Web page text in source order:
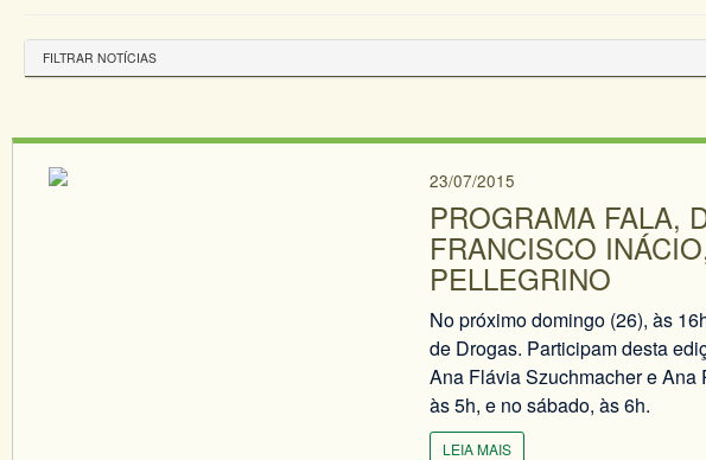
FILTRAR NOTÍCIAS
23/07/2015
PROGRAMA FALA,
FRANCISCO
PELLEGRINO
No próximo domingo (26), às
de Drogas. Participam desta
Ana Flávia Szuchmacher e Ana
às 5h, e no sábado, às 6h.
LEIA MAIS